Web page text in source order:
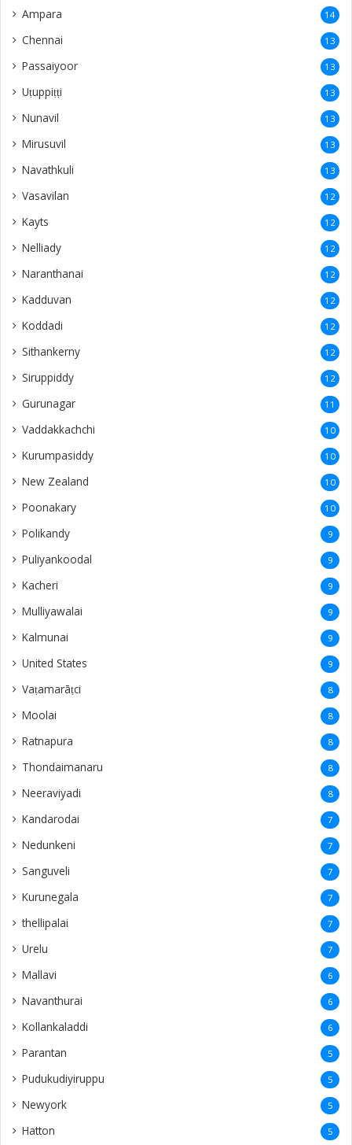
Ampara 14
Chennai 13
Passaiyoor 13
Uṭuppiṭṭi 13
Nunavil 13
Mirusuvil 13
Navathkuli 13
Vasavilan 12
Kayts 12
Nelliady 12
Naranthanai 12
Kadduvan 12
Koddadi 12
Sithankerny 12
Siruppiddy 12
Gurunagar 11
Vaddakkachchi 10
Kurumpasiddy 10
New Zealand 10
Poonakary 10
Polikandy 9
Puliyankoodal 9
Kacheri 9
Mulliyawalai 9
Kalmunai 9
United States 9
Vaṭamarāṭci 8
Moolai 8
Ratnapura 8
Thondaimanaru 8
Neeraviyadi 8
Kandarodai 7
Nedunkeni 7
Sanguveli 7
Kurunegala 7
thellipalai 7
Urelu 7
Mallavi 6
Navanthurai 6
Kollankaladdi 6
Parantan 5
Pudukudiyiruppu 5
Newyork 5
Hatton 5